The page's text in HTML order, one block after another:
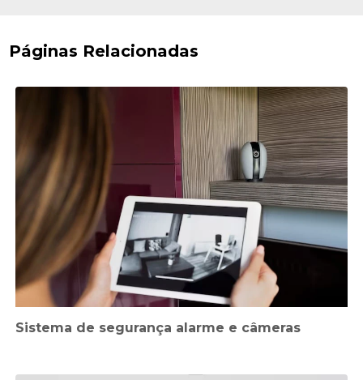
Páginas Relacionadas
Sistema de segurança alarme e câmeras